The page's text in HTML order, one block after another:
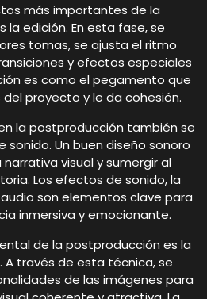
más importantes de la
la edición. En esta fase, se
tomas, se ajusta el ritmo
y efectos especiales
es como el pegamento que
proyecto y le da cohesión.
la postproducción también se
sonido. Un buen diseño sonoro
visual y sumergir al
Los efectos de sonido, la
son elementos clave para
inmersiva y emocionante.
de la postproducción es la
A través de esta técnica, se
de las imágenes para